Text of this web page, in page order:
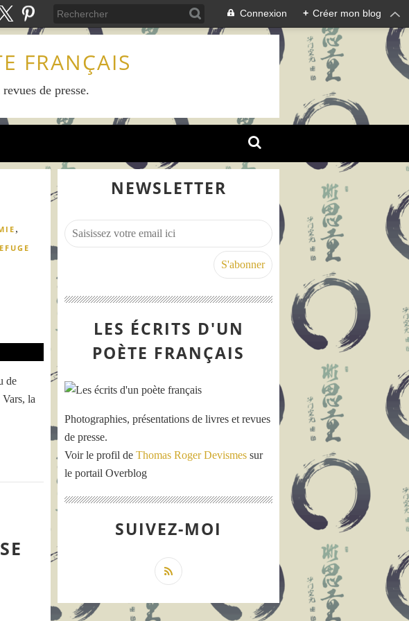
Connexion + Créer mon blog
FRANÇAIS
de presse.
,
de
la
NEWSLETTER
LES ÉCRITS D'UN
POÈTE FRANÇAIS
Photographies, présentations de livres et revues
de presse.
Voir le profil de Thomas Roger Devismes sur
le portail Overblog
SUIVEZ-MOI